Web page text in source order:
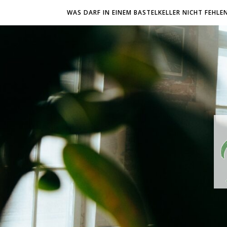
WAS DARF IN EINEM BASTELKELLER NICHT